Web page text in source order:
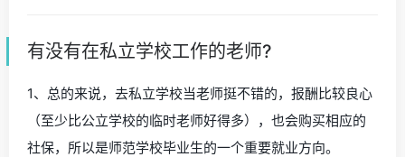
有没有在私立学校工作的老师?
1、总的来说，去私立学校当老师挺不错的，报酬比较良心
（至少比公立学校的临时老师好得多），也会购买相应的
社保，所以是师范学校毕业生的一个重要就业方向。